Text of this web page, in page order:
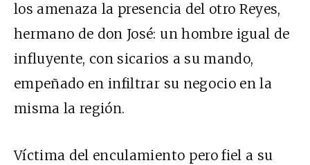
los amenaza la presencia del otro Reyes,
hermano de don José: un hombre igual de
influyente, con sicarios a su mando,
empeñado en infiltrar su negocio en la
misma la región.
Víctima del enculamiento pero fiel a su